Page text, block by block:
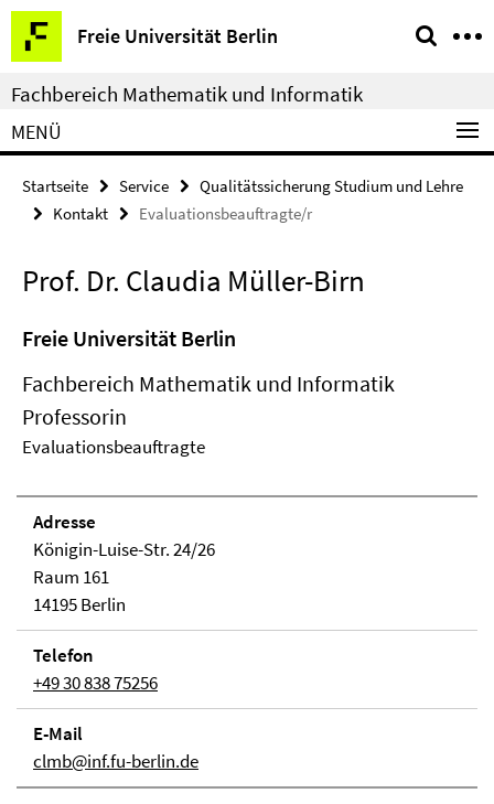
Springe
direkt
zu
Inhalt
Freie Universität Berlin
Service-
Navigation
Fachbereich Mathematik und Informatik
MENÜ
Startseite Service
Qualitätssicherung Studium und Lehre
Kontakt
Evaluationsbeauftragte/r
Prof. Dr. Claudia Müller-Birn
Freie Universität Berlin
Fachbereich Mathematik und Informatik
Professorin
Evaluationsbeauftragte
Adresse
Königin-Luise-Str. 24/26
Raum 161
14195 Berlin
Telefon
+49 30 838 75256
E-Mail
clmb@inf.fu-berlin.de